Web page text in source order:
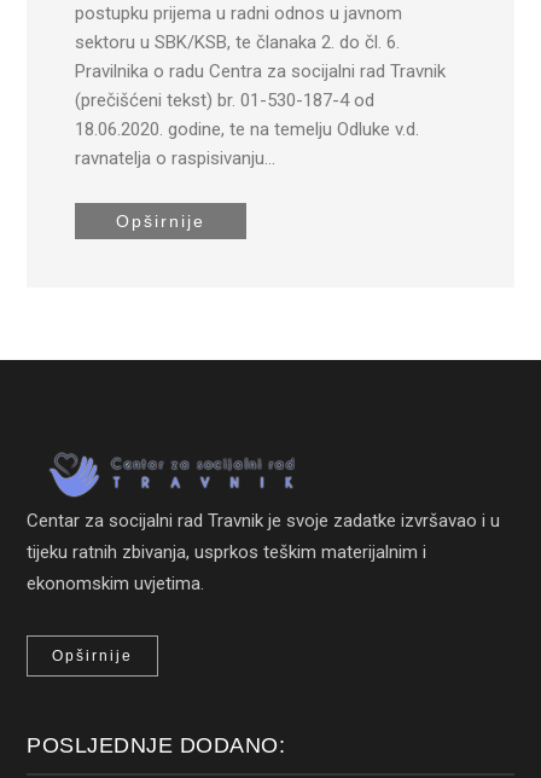
postupku prijema u radni odnos u javnom
sektoru u SBK/KSB, te članaka 2. do čl. 6.
Pravilnika o radu Centra za socijalni rad Travnik
(prečišćeni tekst) br. 01-530-187-4 od
18.06.2020. godine, te na temelju Odluke v.d.
ravnatelja o raspisivanju…
Opširnije
Centar za socijalni rad Travnik je svoje zadatke izvršavao i u
tijeku ratnih zbivanja, usprkos teškim materijalnim i
ekonomskim uvjetima.
Opširnije
POSLJEDNJE DODANO: